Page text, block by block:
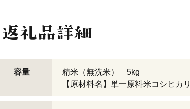
容量
精米（無洗米） 5kg
【原材料名】単一原料米コシヒカリ